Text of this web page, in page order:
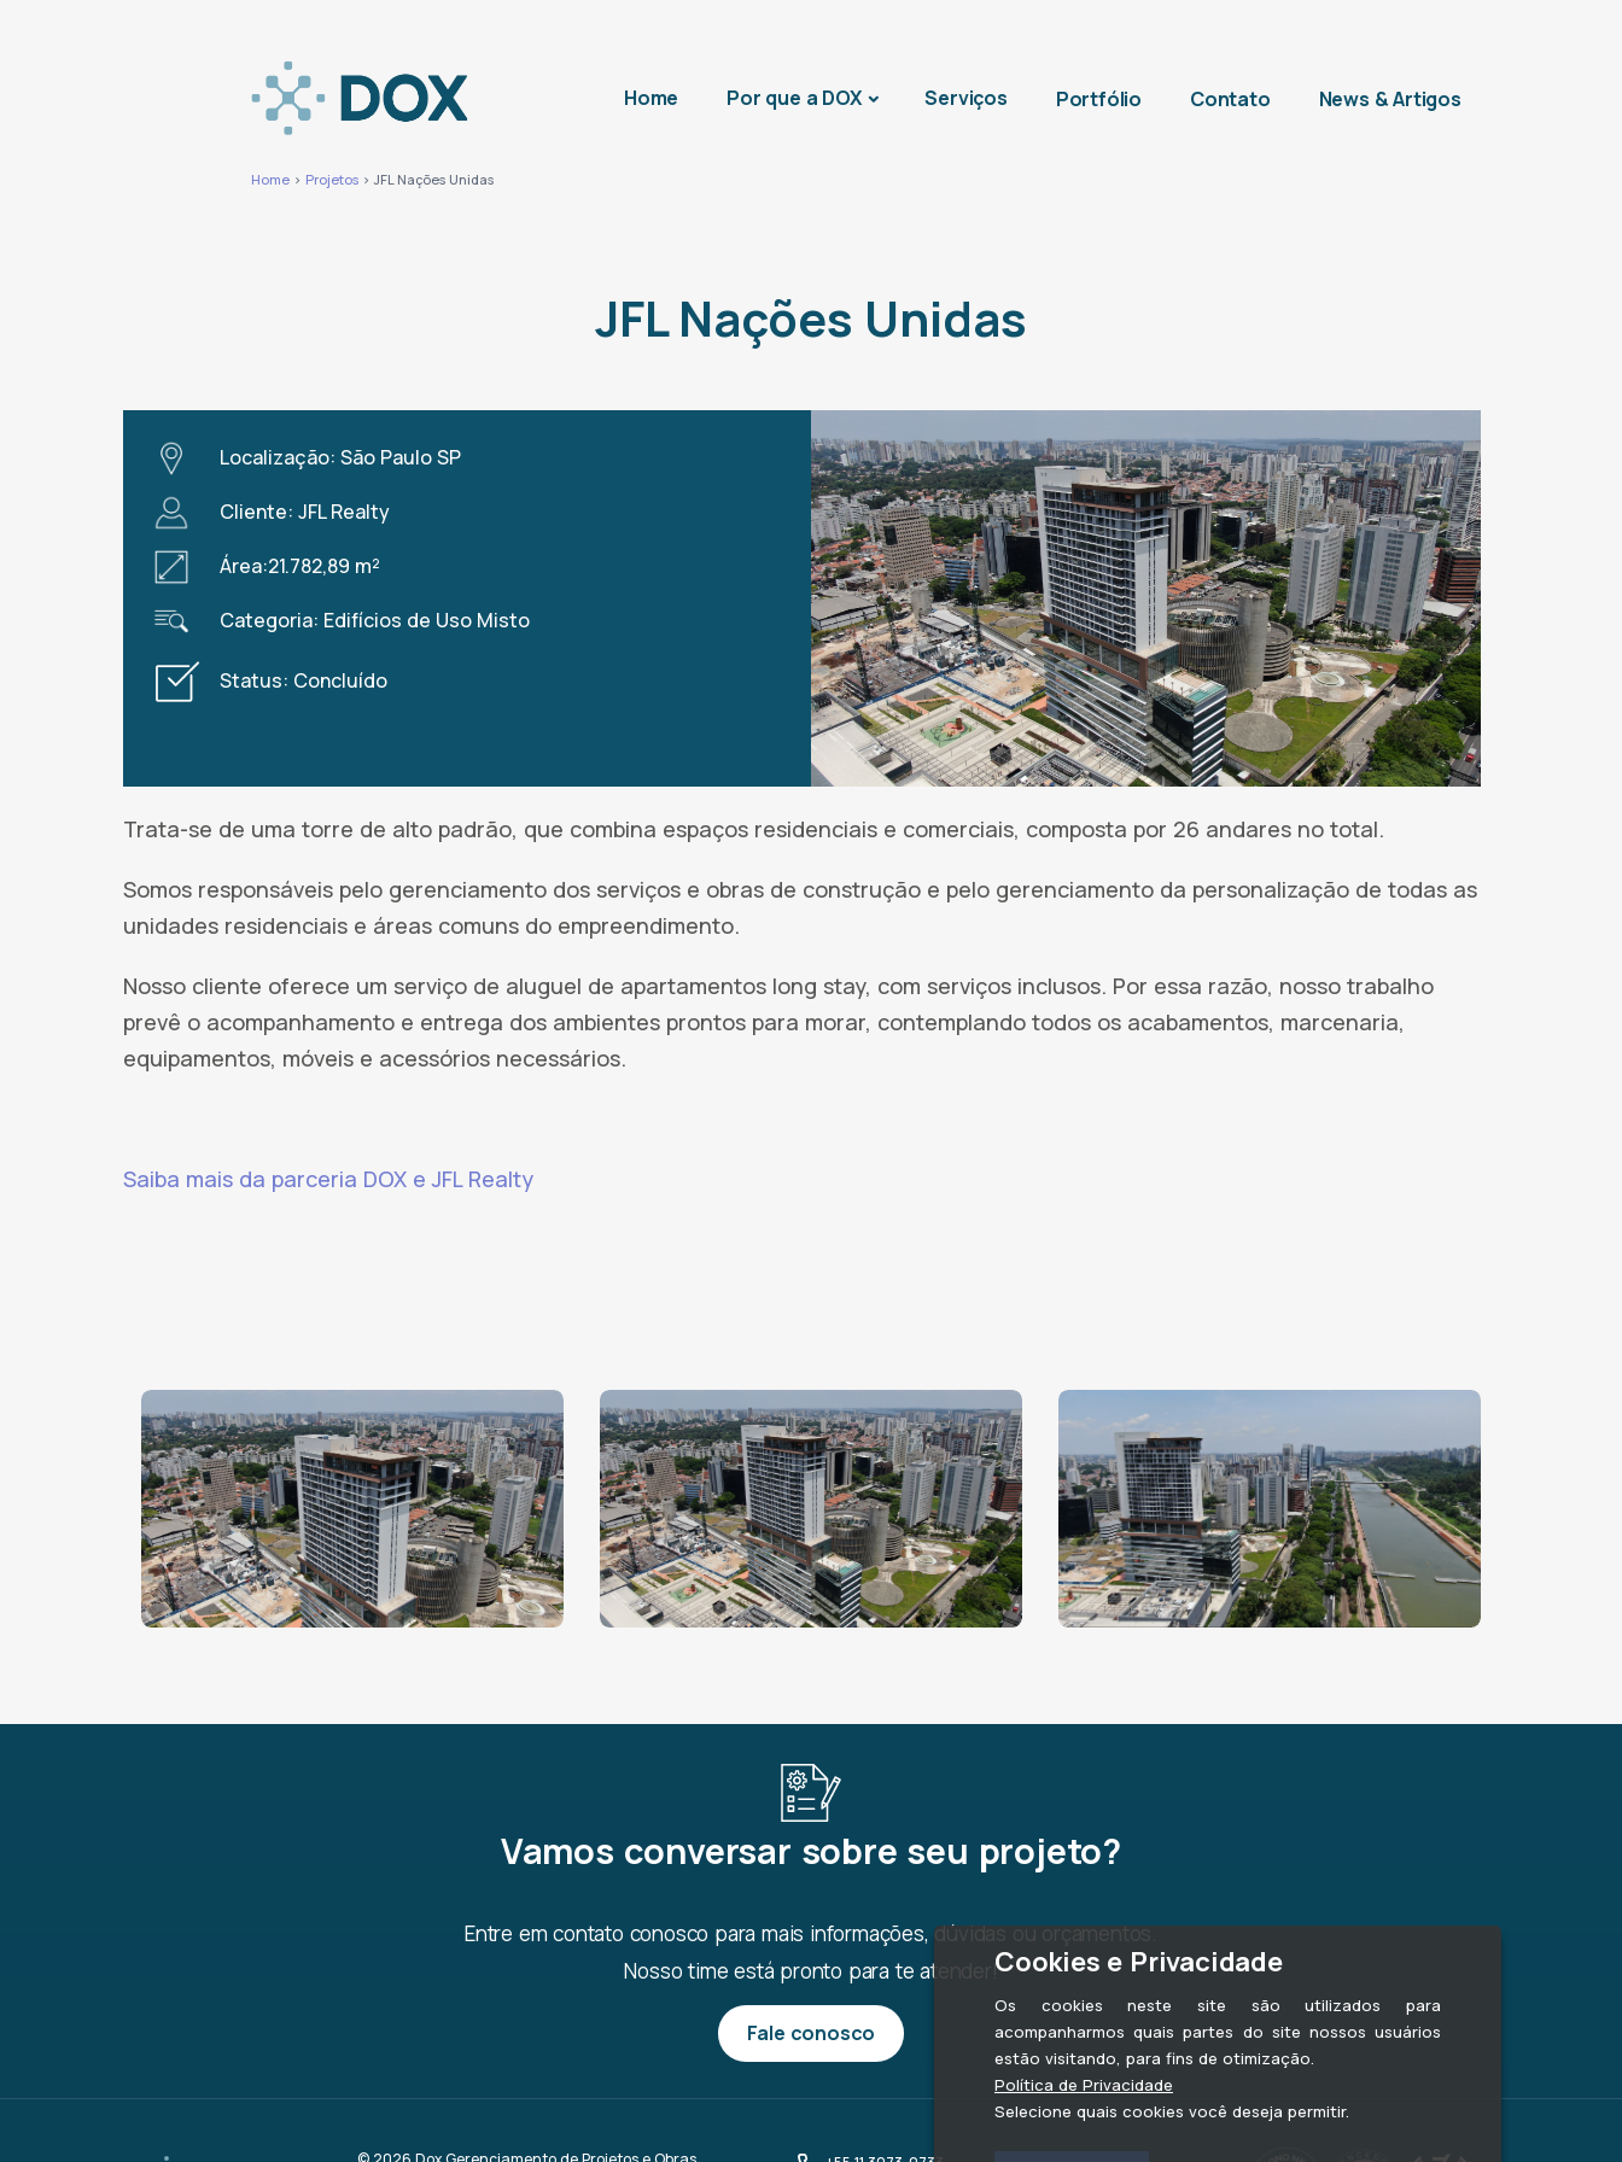
Home Por que a DOX Serviços Portfólio Contato News & Artigos
Home > Projetos > JFL Nações Unidas
JFL Nações Unidas
Localização: São Paulo SP
Cliente: JFL Realty
Área:21.782,89 m²
Categoria: Edifícios de Uso Misto
Status: Concluído
Trata-se de uma torre de alto padrão, que combina espaços residenciais e comerciais, composta por 26 andares no total.
Somos responsáveis pelo gerenciamento dos serviços e obras de construção e pelo gerenciamento da personalização de todas as
unidades residenciais e áreas comuns do empreendimento.
Nosso cliente oferece um serviço de aluguel de apartamentos long stay, com serviços inclusos. Por essa razão, nosso trabalho
prevê o acompanhamento e entrega dos ambientes prontos para morar, contemplando todos os acabamentos, marcenaria,
equipamentos, móveis e acessórios necessários.
Saiba mais da parceria DOX e JFL Realty
Vamos conversar sobre seu projeto?
Entre em contato conosco para mais informações, dúvidas ou orçamentos.
Nosso time está pronto para te atender!
Fale conosco
Cookies e Privacidade
Os cookies neste site são utilizados para
acompanharmos quais partes do site nossos usuários
estão visitando, para fins de otimização.
Política de Privacidade
Selecione quais cookies você deseja permitir.